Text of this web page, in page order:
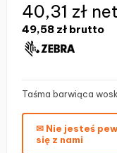
49,58 zł brutto
40,31 zł
Taśma barwiąca
✉ Nie jesteś
się z nami